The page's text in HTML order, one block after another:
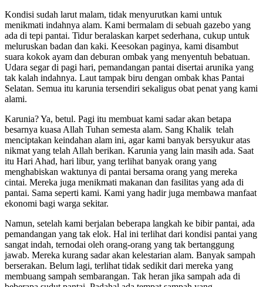
Kondisi sudah larut malam, tidak menyurutkan kami untuk
menikmati indahnya alam. Kami bermalam di sebuah gazebo yang
ada di tepi pantai. Tidur beralaskan karpet sederhana, cukup untuk
meluruskan badan dan kaki. Keesokan paginya, kami disambut
suara kokok ayam dan deburan ombak yang menyentuh bebatuan.
Udara segar di pagi hari, pemandangan pantai disertai arunika yang
tak kalah indahnya. Laut tampak biru dengan ombak khas Pantai
Selatan. Semua itu karunia tersendiri sekaligus obat penat yang kami
alami.
Karunia? Ya, betul. Pagi itu membuat kami sadar akan betapa
besarnya kuasa Allah Tuhan semesta alam. Sang Khalik telah
menciptakan keindahan alam ini, agar kami banyak bersyukur atas
nikmat yang telah Allah berikan. Karunia yang lain masih ada. Saat
itu Hari Ahad, hari libur, yang terlihat banyak orang yang
menghabiskan waktunya di pantai bersama orang yang mereka
cintai. Mereka juga menikmati makanan dan fasilitas yang ada di
pantai. Sama seperti kami. Kami yang hadir juga membawa manfaat
ekonomi bagi warga sekitar.
Namun, setelah kami berjalan beberapa langkah ke bibir pantai, ada
pemandangan yang tak elok. Hal ini terlihat dari kondisi pantai yang
sangat indah, ternodai oleh orang-orang yang tak bertanggung
jawab. Mereka kurang sadar akan kelestarian alam. Banyak sampah
berserakan. Belum lagi, terlihat tidak sedikit dari mereka yang
membuang sampah sembarangan. Tak heran jika sampah ada di